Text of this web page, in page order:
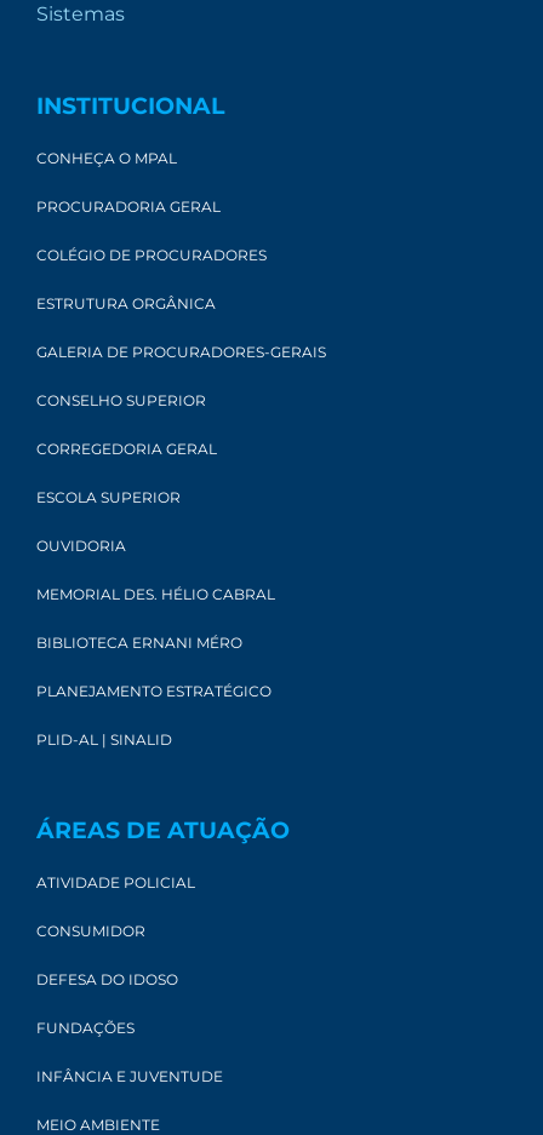
Sistemas
INSTITUCIONAL
CONHEÇA O MPAL
PROCURADORIA GERAL
COLÉGIO DE PROCURADORES
ESTRUTURA ORGÂNICA
GALERIA DE PROCURADORES-GERAIS
CONSELHO SUPERIOR
CORREGEDORIA GERAL
ESCOLA SUPERIOR
OUVIDORIA
MEMORIAL DES. HÉLIO CABRAL
BIBLIOTECA ERNANI MÉRO
PLANEJAMENTO ESTRATÉGICO
PLID-AL | SINALID
ÁREAS DE ATUAÇÃO
ATIVIDADE POLICIAL
CONSUMIDOR
DEFESA DO IDOSO
FUNDAÇÕES
INFÂNCIA E JUVENTUDE
MEIO AMBIENTE